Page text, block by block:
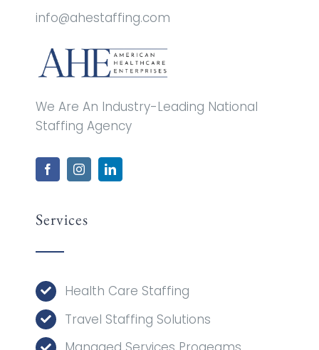
info@ahestaffing.com
We Are An Industry-Leading National
Staffing Agency
Services
Health Care Staffing
Travel Staffing Solutions